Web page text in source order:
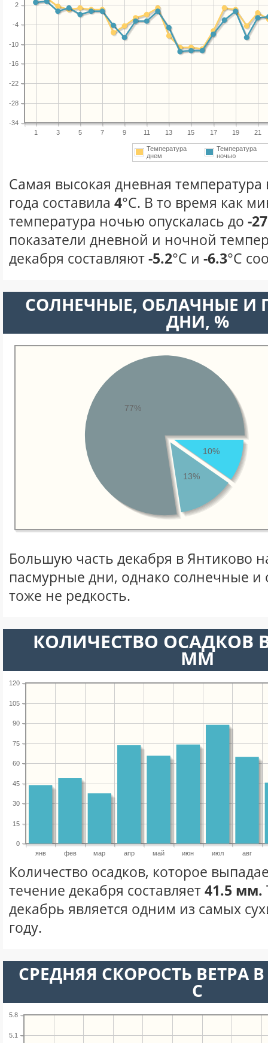
1 3 5 7 9 11 13 15 17 19 21
-34
-28
-22
-16
-10
-4
2
Температура
днем
Температура
ночью
Самая высокая дневная температура
года составила 4°С. В то время как
температура ночью опускалась до -27
показатели дневной и ночной
декабря составляют-5.2°С и -6.3°С
CОЛНЕЧНЫЕ, ОБЛАЧНЫЕ И
ДНИ, %
10%
13%
77%
Большую часть декабря в Янтиково
пасмурные дни, однако солнечные
тоже не редкость.
КОЛИЧЕСТВО ОСАДКОВ
ММ
янв фев мар апр май июн июл авг
0
15
30
45
60
75
90
105
120
Количество осадков, которое
течение декабря составляет41.5 мм.
декабрь является одним из самых
году.
СРЕДНЯЯ СКОРОСТЬ ВЕТРА
С
5.1
5.8